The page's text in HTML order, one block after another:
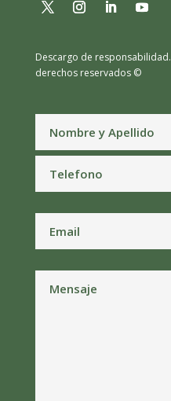
Descargo de responsabilidad.
derechos reservados ©